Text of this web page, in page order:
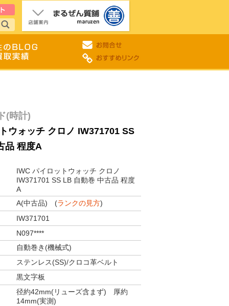
(時計)
ウォッチ クロノ IW371701 SS
品 程度A
IWC パイロットウォッチ クロノ
IW371701 SS LB 自動巻 中古品 程度
A
A(中古品) (ランクの見方)
IW371701
N097****
自動巻き(機械式)
ステンレス(SS)/クロコ革ベルト
黒文字板
径約42mm(リューズ含まず) 厚約
14mm(実測)